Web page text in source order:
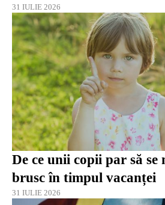
31 IULIE 2026
De ce unii copii par să se
brusc în timpul vacanței
31 IULIE 2026